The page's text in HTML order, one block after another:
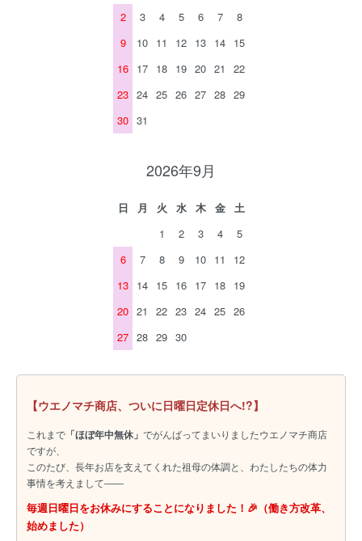
2
3 4 5 6 7
8
9
10 11 12 13 14 15
16 17 18 19 20 21
22
23 24 25 26 27 28 29
30 31
2026年9月
日 月 火 水 木 金
土
1
2 3 4
5
6
7 8 9 10 11
12
13 14 15 16 17 18 19
20 21 22 23 24 25 26
27 28 29 30
【ウエノマチ商店、ついに日曜日定休日へ!?】
これまで 「ほぼ年中無休」 でがんばってまいりましたウエノマチ商店
ですが、
このたび、長年お店を支えてくれた祖母の体調と、わたしたちの体力
事情を考えまして――
毎週日曜日をお休みにすることになりました！🎉（働き方改革、
始めました）